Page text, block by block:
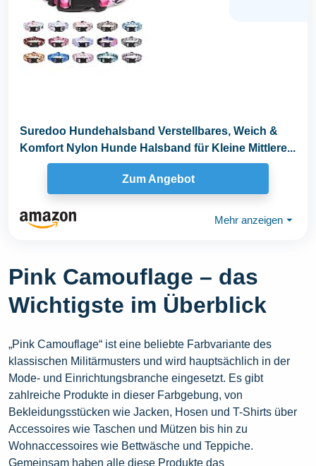
Suredoo Hundehalsband Verstellbares, Weich &
Komfort Nylon Hunde Halsband für Kleine Mittlere...
Zum Angebot
Mehr anzeigen ⏷
Pink Camouflage – das
Wichtigste im Überblick
„Pink Camouflage“ ist eine beliebte Farbvariante des
klassischen Militärmusters und wird hauptsächlich in der
Mode- und Einrichtungsbranche eingesetzt. Es gibt
zahlreiche Produkte in dieser Farbgebung, von
Bekleidungsstücken wie Jacken, Hosen und T-Shirts über
Accessoires wie Taschen und Mützen bis hin zu
Wohnaccessoires wie Bettwäsche und Teppiche.
Gemeinsam haben alle diese Produkte das